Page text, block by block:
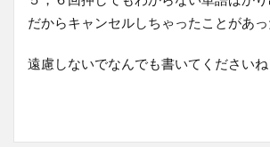
だからキャンセルしちゃったことがあっ
遠慮しないでなんでも書いてくださいね